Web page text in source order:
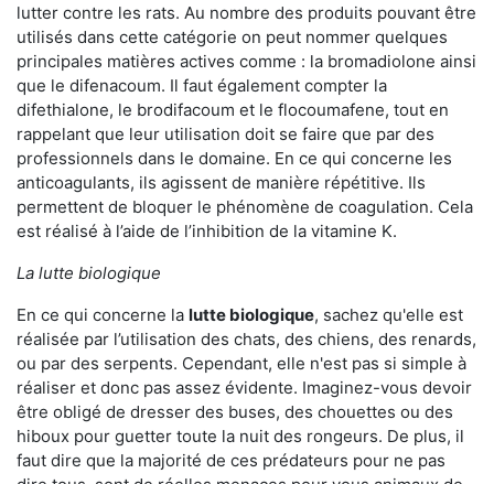
lutter contre les rats. Au nombre des produits pouvant être
utilisés dans cette catégorie on peut nommer quelques
principales matières actives comme : la bromadiolone ainsi
que le difenacoum. Il faut également compter la
difethialone, le brodifacoum et le flocoumafene, tout en
rappelant que leur utilisation doit se faire que par des
professionnels dans le domaine. En ce qui concerne les
anticoagulants, ils agissent de manière répétitive. Ils
permettent de bloquer le phénomène de coagulation. Cela
est réalisé à l’aide de l’inhibition de la vitamine K.
La lutte biologique
En ce qui concerne la lutte biologique, sachez qu'elle est
réalisée par l’utilisation des chats, des chiens, des renards,
ou par des serpents. Cependant, elle n'est pas si simple à
réaliser et donc pas assez évidente. Imaginez-vous devoir
être obligé de dresser des buses, des chouettes ou des
hiboux pour guetter toute la nuit des rongeurs. De plus, il
faut dire que la majorité de ces prédateurs pour ne pas